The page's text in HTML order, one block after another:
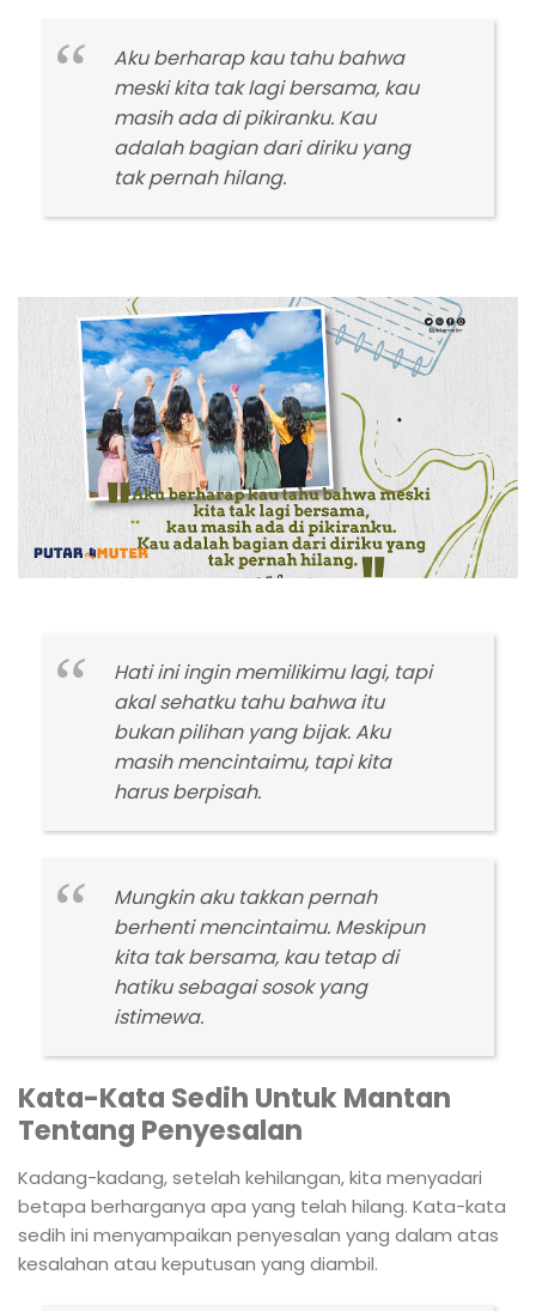
Aku berharap kau tahu bahwa
meski kita tak lagi bersama, kau
masih ada di pikiranku. Kau
adalah bagian dari diriku yang
tak pernah hilang.
Hati ini ingin memilikimu lagi, tapi
akal sehatku tahu bahwa itu
bukan pilihan yang bijak. Aku
masih mencintaimu, tapi kita
harus berpisah.
Mungkin aku takkan pernah
berhenti mencintaimu. Meskipun
kita tak bersama, kau tetap di
hatiku sebagai sosok yang
istimewa.
Kata-Kata Sedih Untuk Mantan
Tentang Penyesalan
Kadang-kadang, setelah kehilangan, kita menyadari
betapa berharganya apa yang telah hilang. Kata-kata
sedih ini menyampaikan penyesalan yang dalam atas
kesalahan atau keputusan yang diambil.